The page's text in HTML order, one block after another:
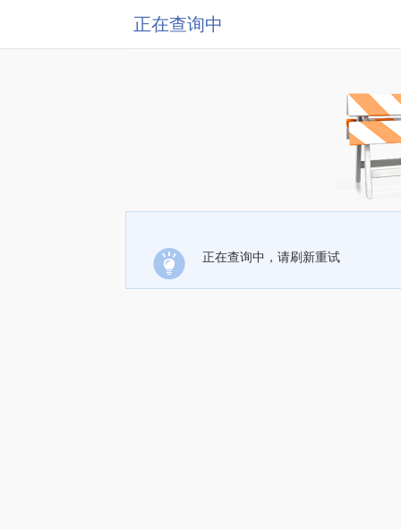
正在查询中
正在查询中，请刷新重试